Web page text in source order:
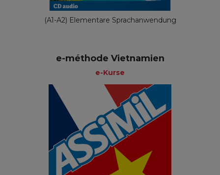
(A1-A2) Elementare Sprachanwendung
e-méthode Vietnamien
e-Kurse